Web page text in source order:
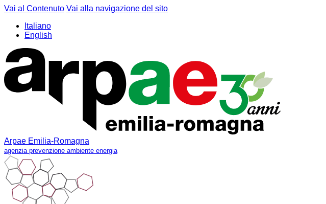
Vai al Contenuto Vai alla navigazione del sito
Italiano
English
Arpae Emilia-Romagna
agenzia prevenzione ambiente energia